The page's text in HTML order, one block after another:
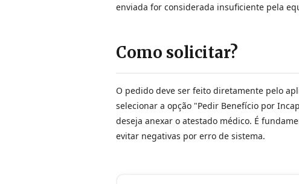
enviada for considerada insuficiente pela
Como solicitar?
O pedido deve ser feito diretamente pelo
selecionar a opção "Pedir Benefício por
deseja anexar o atestado médico. É
evitar negativas por erro de sistema.